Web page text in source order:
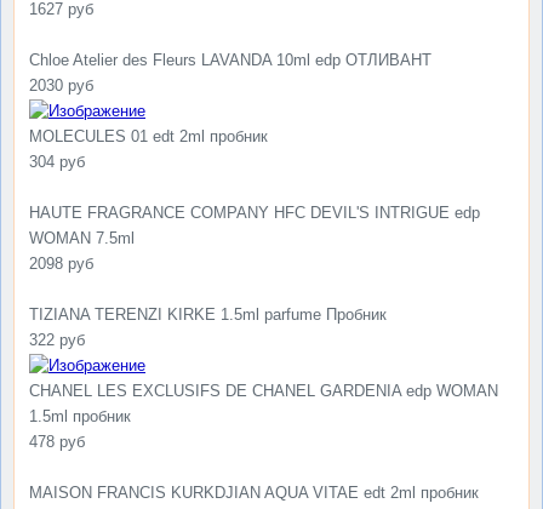
1627 руб
Chloe Atelier des Fleurs LAVANDA 10ml edp ОТЛИВАНТ
2030 руб
MOLECULES 01 edt 2ml пробник
304 руб
HAUTE FRAGRANCE COMPANY HFC DEVIL'S INTRIGUE edp
WOMAN 7.5ml
2098 руб
TIZIANA TERENZI KIRKE 1.5ml parfume Пробник
322 руб
CHANEL LES EXCLUSIFS DE CHANEL GARDENIA edp WOMAN
1.5ml пробник
478 руб
MAISON FRANCIS KURKDJIAN AQUA VITAE edt 2ml пробник